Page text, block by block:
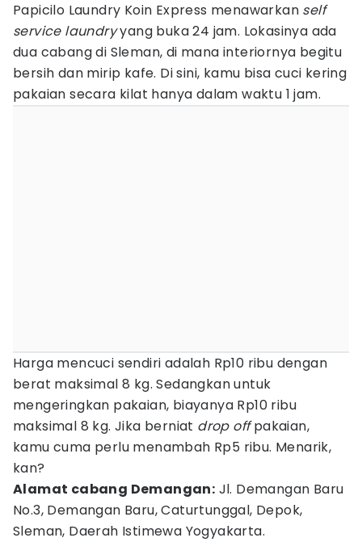
Papicilo Laundry Koin Express menawarkan self
service laundryyang buka 24 jam. Lokasinya ada
dua cabang di Sleman, di mana interiornya begitu
bersih dan mirip kafe. Di sini, kamu bisa cuci kering
pakaian secara kilat hanya dalam waktu 1 jam.
Harga mencuci sendiri adalah Rp10 ribu dengan
berat maksimal 8 kg. Sedangkan untuk
mengeringkan pakaian, biayanya Rp10 ribu
maksimal 8 kg. Jika berniat drop offpakaian,
kamu cuma perlu menambah Rp5 ribu. Menarik,
kan?
Alamat cabang Demangan: Jl. Demangan Baru
No.3, Demangan Baru, Caturtunggal, Depok,
Sleman, Daerah Istimewa Yogyakarta.